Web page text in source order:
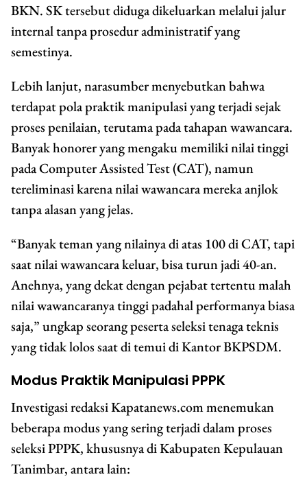
BKN. SK tersebut diduga dikeluarkan melalui jalur
internal tanpa prosedur administratif yang
semestinya.
Lebih lanjut, narasumber menyebutkan bahwa
terdapat pola praktik manipulasi yang terjadi sejak
proses penilaian, terutama pada tahapan wawancara.
Banyak honorer yang mengaku memiliki nilai tinggi
pada Computer Assisted Test (CAT), namun
tereliminasi karena nilai wawancara mereka anjlok
tanpa alasan yang jelas.
“Banyak teman yang nilainya di atas 100 di CAT, tapi
saat nilai wawancara keluar, bisa turun jadi 40-an.
Anehnya, yang dekat dengan pejabat tertentu malah
nilai wawancaranya tinggi padahal performanya biasa
saja,” ungkap seorang peserta seleksi tenaga teknis
yang tidak lolos saat di temui di Kantor BKPSDM.
Modus Praktik Manipulasi PPPK
Investigasi redaksi Kapatanews.com menemukan
beberapa modus yang sering terjadi dalam proses
seleksi PPPK, khususnya di Kabupaten Kepulauan
Tanimbar, antara lain: